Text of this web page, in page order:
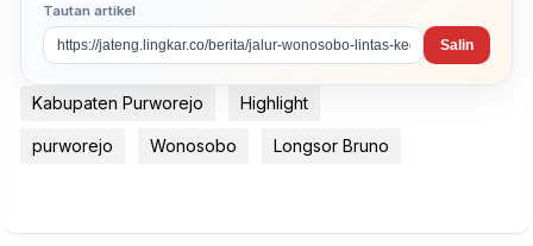
Tautan artikel
Salin
Kabupaten Purworejo Highlight
purworejo Wonosobo Longsor Bruno